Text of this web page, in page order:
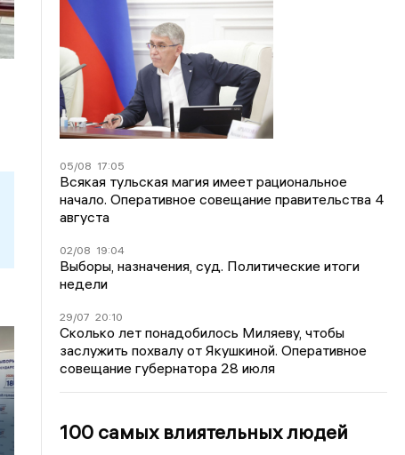
05/08 17:05
Всякая тульская магия имеет рациональное
начало. Оперативное совещание правительства 4
августа
02/08 19:04
Выборы, назначения, суд. Политические итоги
недели
29/07 20:10
Сколько лет понадобилось Миляеву, чтобы
заслужить похвалу от Якушкиной. Оперативное
совещание губернатора 28 июля
100 самых влиятельных людей